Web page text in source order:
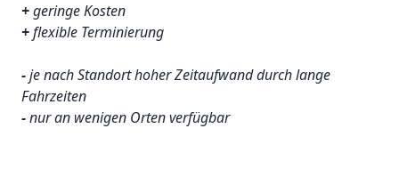
+geringe Kosten
+flexible Terminierung
-je nach Standort hoher Zeitaufwand durch lange
Fahrzeiten
-nur an wenigen Orten verfügbar